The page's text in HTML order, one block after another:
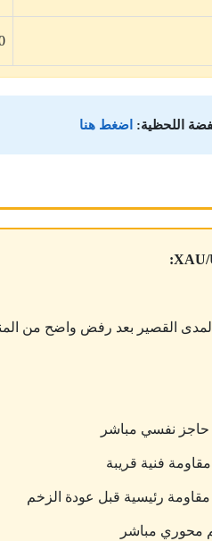
اللحظية: اضغط هنا
القصير بعد رفض واضح من المنطقة